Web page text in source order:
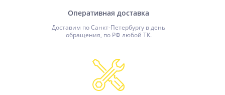
Оперативная доставка
Доставим по Санкт-Петербургу в день
обращения, по РФ любой ТК.